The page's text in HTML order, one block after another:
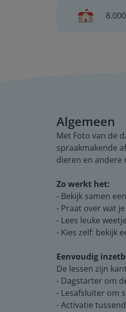
Algemeen
Met Foto van de
spraakmakende
dieren en andere
Zo werkt het:
- Bekijk samen
- Praat over wat
- Lees leuke
- Kies zelf: bekijk
Eenvoudig
De lessen zijn
- Dagstarter om
- Lesafsluiter om
- Activatie